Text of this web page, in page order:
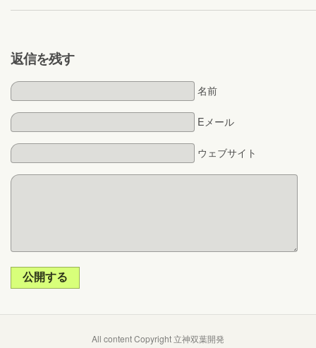
返信を残す
名前
Eメール
ウェブサイト
公開する
All content Copyright 立神双葉開発